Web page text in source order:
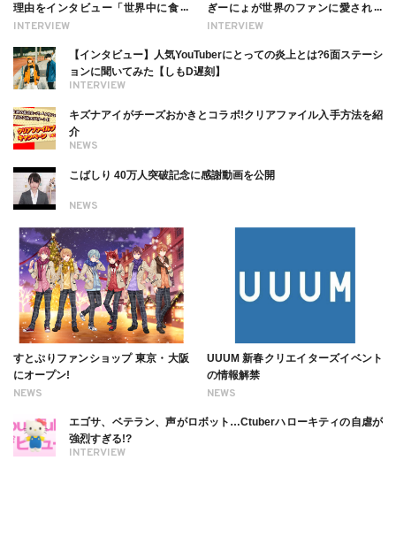
INTERVIEW
理由をインタビュー「世界中に食べ
る幸せを伝えたい」新事務所加入に
INTERVIEW
ぎーにょが世界のファンに愛される
理由【インタビュー】
INTERVIEW
【インタビュー】人気YouTuberにとっての炎上とは?6面ステーシ
ョンに聞いてみた【しもD遅刻】
NEWS
キズナアイがチーズおかきとコラボ!クリアファイル入手方法を紹
介
NEWS
こばしり 40万人突破記念に感謝動画を公開
NEWS
すとぷりファンショップ 東京・大阪
にオープン!
NEWS
UUUM 新春クリエイターズイベント
の情報解禁
INTERVIEW
エゴサ、ベテラン、声がロボット…Ctuberハローキティの自虐が
強烈すぎる!?